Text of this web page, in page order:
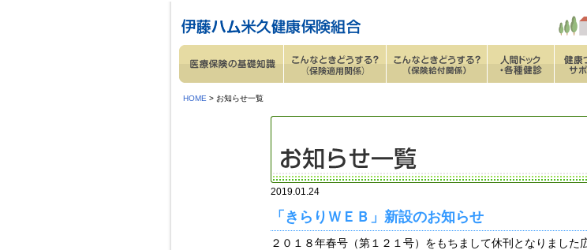
HOME > お知らせ一覧
2019.01.24
「きらりＷＥＢ」新設のお知らせ
２０１８年春号（第１２１号）をもちまして休刊となりました